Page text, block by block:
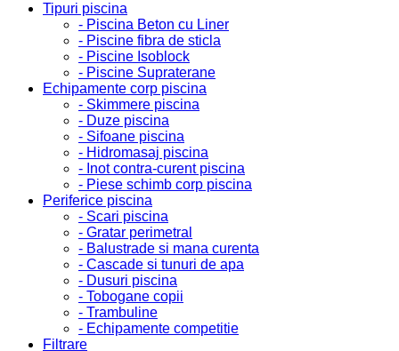
Tipuri piscina
- Piscina Beton cu Liner
- Piscine fibra de sticla
- Piscine Isoblock
- Piscine Supraterane
Echipamente corp piscina
- Skimmere piscina
- Duze piscina
- Sifoane piscina
- Hidromasaj piscina
- Inot contra-curent piscina
- Piese schimb corp piscina
Periferice piscina
- Scari piscina
- Gratar perimetral
- Balustrade si mana curenta
- Cascade si tunuri de apa
- Dusuri piscina
- Tobogane copii
- Trambuline
- Echipamente competitie
Filtrare